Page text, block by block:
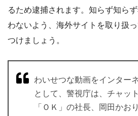
るため逮捕されます。知らず知ら
わないよう、海外サイトを取り扱
つけましょう。
わいせつな動画をインター
として、警視庁は、チャッ
「ＯＫ」の社長、岡田かお